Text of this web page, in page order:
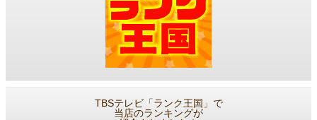
TBSテレビ「ランク王国」で
当店のランキングが